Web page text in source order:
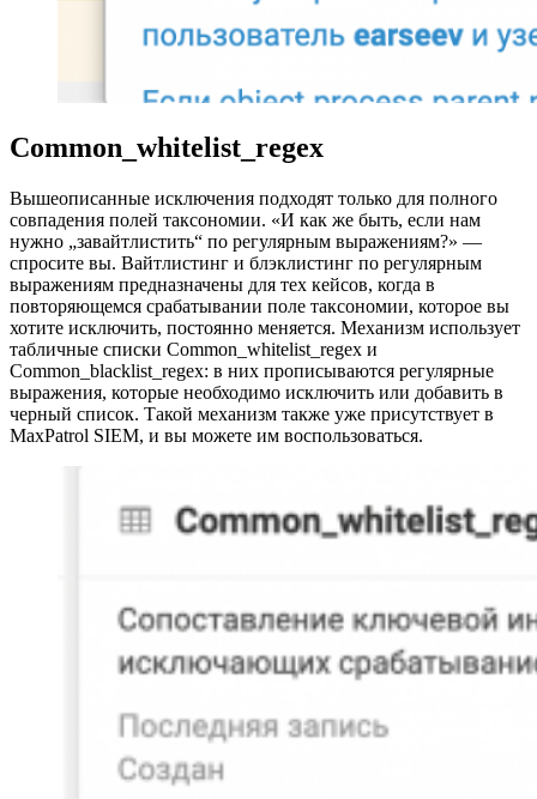
Common_whitelist_regex
Вышеописанные исключения подходят только для полного
совпадения полей таксономии. «И как же быть, если нам
нужно „завайтлистить“ по регулярным выражениям?» —
спросите вы. Вайтлистинг и блэклистинг по регулярным
выражениям предназначены для тех кейсов, когда в
повторяющемся срабатывании поле таксономии, которое вы
хотите исключить, постоянно меняется. Механизм использует
табличные списки Common_whitelist_regex и
Common_blacklist_regex: в них прописываются регулярные
выражения, которые необходимо исключить или добавить в
черный список. Такой механизм также уже присутствует в
MaxPatrol SIEM, и вы можете им воспользоваться.